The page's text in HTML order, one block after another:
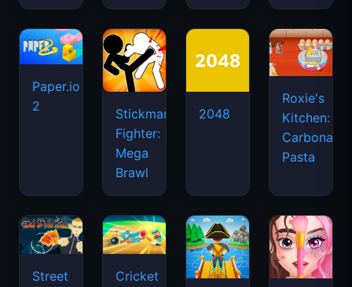
Paper.io
2
Stickman
Fighter:
Mega
Brawl
2048
Roxie's
Kitchen:
Carbonara
Pasta
Street
Cricket